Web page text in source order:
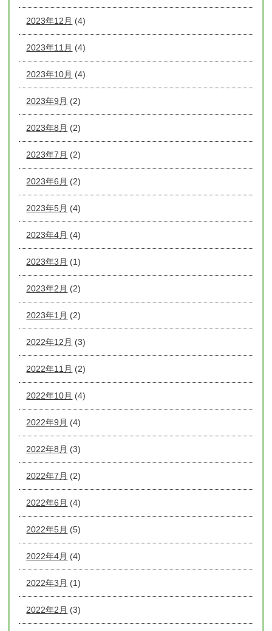
2023年12月 (4)
2023年11月 (4)
2023年10月 (4)
2023年9月 (2)
2023年8月 (2)
2023年7月 (2)
2023年6月 (2)
2023年5月 (4)
2023年4月 (4)
2023年3月 (1)
2023年2月 (2)
2023年1月 (2)
2022年12月 (3)
2022年11月 (2)
2022年10月 (4)
2022年9月 (4)
2022年8月 (3)
2022年7月 (2)
2022年6月 (4)
2022年5月 (5)
2022年4月 (4)
2022年3月 (1)
2022年2月 (3)